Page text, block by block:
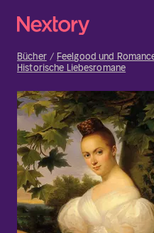
Bücher Feelgood und
Historische Liebesromane